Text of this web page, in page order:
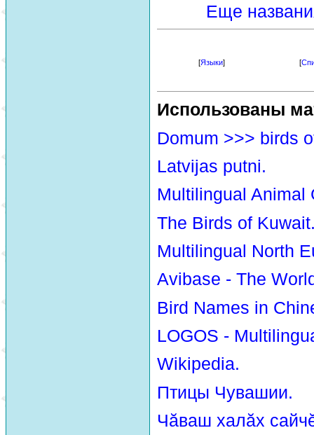
Еще
[Языки] [
Использованы
Domum >>> birds
Latvijas putni.
Multilingual Animal
The Birds of
Multilingual North
Avibase - The
Bird Names in
LOGOS -
Wikipedia.
Птицы Чувашии.
Чăваш халăх